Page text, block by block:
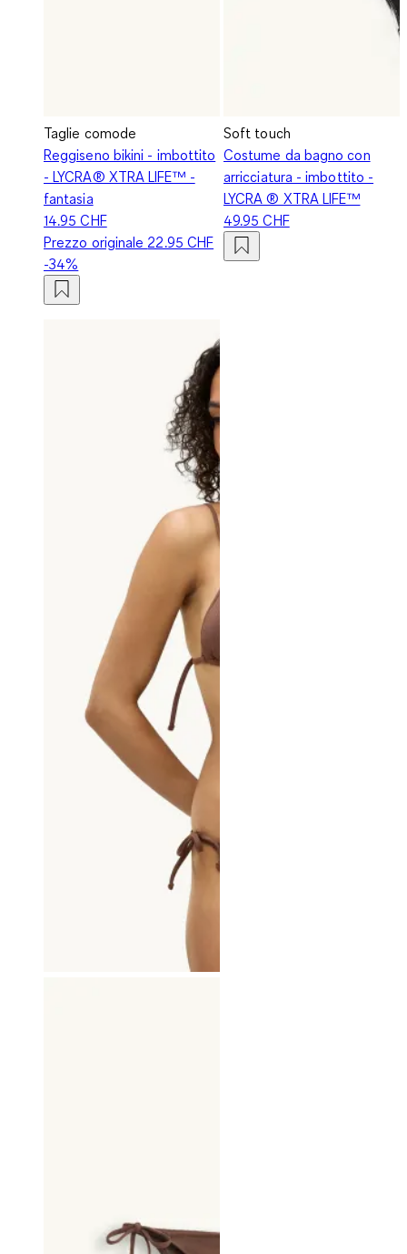
Taglie comode
Reggiseno bikini - imbottito
- LYCRA® XTRA LIFE™ -
fantasia
14.95 CHF
Prezzo originale 22.95 CHF
-34%
Soft touch
Costume da bagno con
arricciatura - imbottito -
LYCRA ® XTRA LIFE™
49.95 CHF